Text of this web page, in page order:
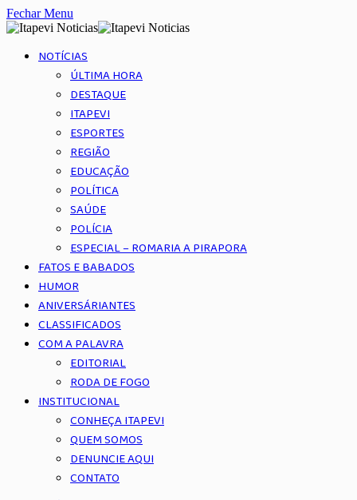
Fechar Menu
NOTÍCIAS
ÚLTIMA HORA
DESTAQUE
ITAPEVI
ESPORTES
REGIÃO
EDUCAÇÃO
POLÍTICA
SAÚDE
POLÍCIA
ESPECIAL – ROMARIA A PIRAPORA
FATOS E BABADOS
HUMOR
ANIVERSÁRIANTES
CLASSIFICADOS
COM A PALAVRA
EDITORIAL
RODA DE FOGO
INSTITUCIONAL
CONHEÇA ITAPEVI
QUEM SOMOS
DENUNCIE AQUI
CONTATO